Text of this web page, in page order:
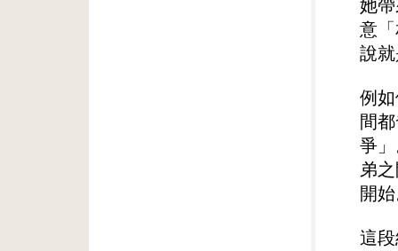
她
意
說
例
間
爭
弟
開
這